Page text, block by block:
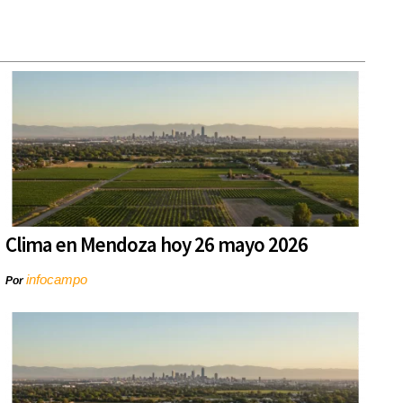
Clima en Mendoza hoy 26 mayo 2026
Porinfocampo